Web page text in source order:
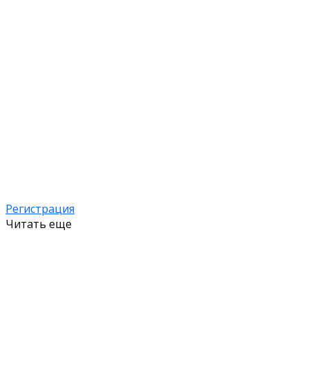
Регистрация
Читать еще